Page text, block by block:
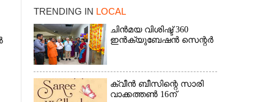
TRENDING IN LOCAL
ചിൻമയ വിശിഷ്ട് 360
ഇൻക്യുബേഷൻ സെന്റർ
ക്വീൻ ബീസിന്റെ സാരി
വാക്കത്തൺ 16ന്